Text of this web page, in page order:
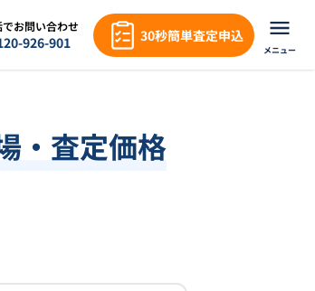
でお問い合わせ
926-901 30秒簡単査定申込
メニュー
・査定価格